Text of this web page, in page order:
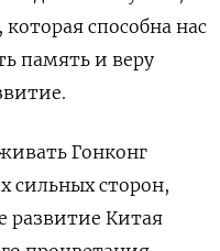
способна нас
память и веру
Гонконг
сильных сторон,
развитие Китая